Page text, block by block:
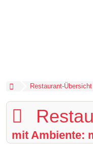
Restaurant-Übersicht
mit Ambiente: